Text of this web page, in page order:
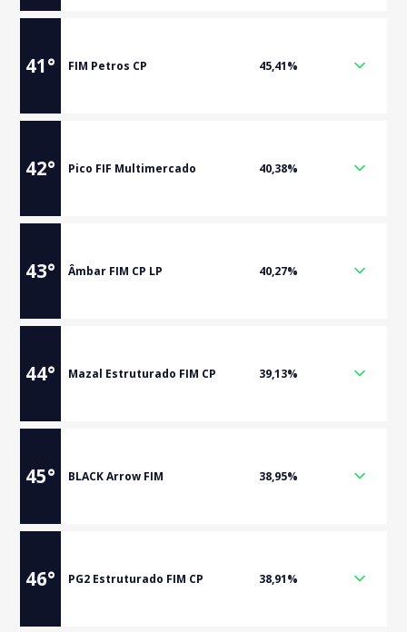
41° FIM Petros CP 45,41%
42° Pico FIF Multimercado 40,38%
43° Âmbar FIM CP LP 40,27%
44° Mazal Estruturado FIM CP 39,13%
45° BLACK Arrow FIM 38,95%
46° PG2 Estruturado FIM CP 38,91%